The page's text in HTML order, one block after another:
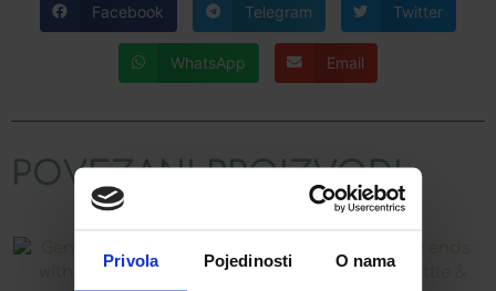
Privola Pojedinosti O nama
Facebook Telegram Twitter
WhatsApp Email
POVEZANI PROIZVODI